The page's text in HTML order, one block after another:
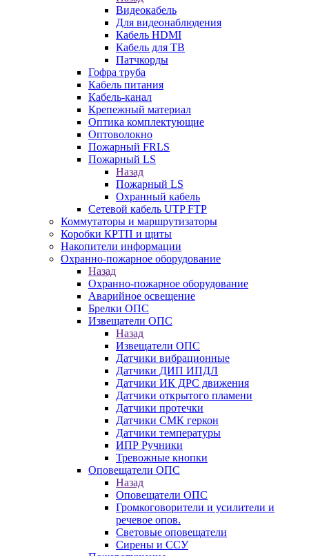
Видеокабель
Для видеонаблюдения
Кабель HDMI
Кабель для ТВ
Патчкорды
Гофра труба
Кабель питания
Кабель-канал
Крепежный материал
Оптика комплектующие
Оптоволокно
Пожарный FRLS
Пожарный LS
Назад
Пожарный LS
Охранный кабель
Сетевой кабель UTP FTP
Коммутаторы и маршрутизаторы
Коробки КРТП и щиты
Накопители информации
Охранно-пожарное оборудование
Назад
Охранно-пожарное оборудование
Аварийное освещение
Брелки ОПС
Извещатели ОПС
Назад
Извещатели ОПС
Датчики вибрационные
Датчики ДИП ИПДЛ
Датчики ИК ДРС движения
Датчики открытого пламени
Датчики протечки
Датчики СМК геркон
Датчики температуры
ИПР Ручники
Тревожные кнопки
Оповещатели ОПС
Назад
Оповещатели ОПС
Громкоговорители и усилители и
речевое опов.
Световые оповещатели
Сирены и ССУ